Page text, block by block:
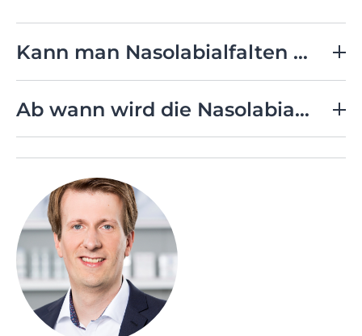
Kann man Nasolabialfalten reduzieren?
Silymarin können helfen, die Hautstruktur zu stärken
und die Falte optisch zu mildern.
Ab wann wird die Nasolabialfalte sichtbar?
Hauttyp und Lebensstil.